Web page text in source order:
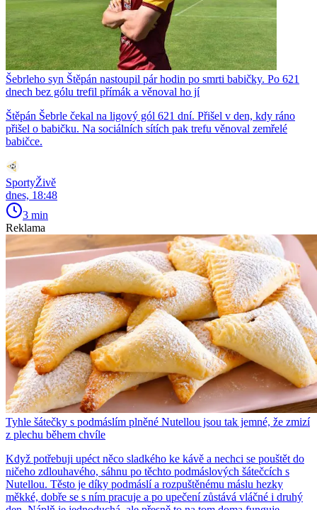
Šebrleho syn Štěpán nastoupil pár hodin po smrti babičky. Po 621
dnech bez gólu trefil přímák a věnoval ho jí
Štěpán Šebrle čekal na ligový gól 621 dní. Přišel v den, kdy ráno
přišel o babičku. Na sociálních sítích pak trefu věnoval zemřelé
babičce.
SportyŽivě
dnes, 18:48
3 min
Reklama
Tyhle šátečky s podmáslím plněné Nutellou jsou tak jemné, že zmizí
z plechu během chvíle
Když potřebuji upéct něco sladkého ke kávě a nechci se pouštět do
ničeho zdlouhavého, sáhnu po těchto podmáslových šátečcích s
Nutellou. Těsto je díky podmáslí a rozpuštěnému máslu hezky
měkké, dobře se s ním pracuje a po upečení zůstává vláčné i druhý